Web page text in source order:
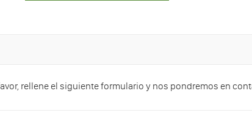
rellene el siguiente formulario y nos pondremos en